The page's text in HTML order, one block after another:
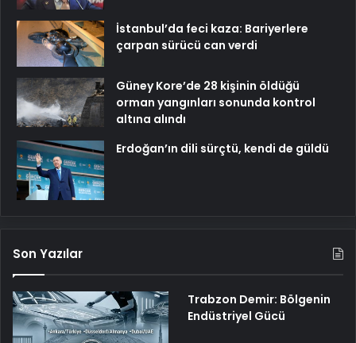
İstanbul’da feci kaza: Bariyerlere
çarpan sürücü can verdi
Güney Kore’de 28 kişinin öldüğü
orman yangınları sonunda kontrol
altına alındı
Erdoğan’ın dili sürçtü, kendi de güldü
Son Yazılar
Trabzon Demir: Bölgenin
Endüstriyel Gücü